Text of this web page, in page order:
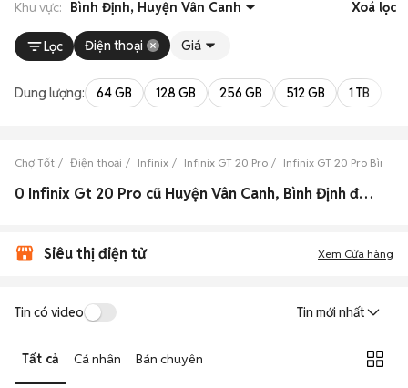
Khu vực: Bình Định, Huyện Vân Canh Xoá lọc
Lọc Điện thoại Giá
Dung lượng: 64 GB 128 GB 256 GB 512 GB 1 TB
Chợ Tốt Điện thoại Infinix Infinix GT 20 Pro Infinix GT 20 Pro Bình
0 Infinix Gt 20 Pro cũ Huyện Vân Canh, Bình Định đẹp
Siêu thị điện tử Xem Cửa hàng
Tin có video Tin mới nhất
Tất cả Cá nhân Bán chuyên